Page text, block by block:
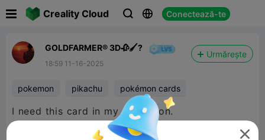
Creality Cloud   Conectează-te
GOLDFARMER® 3D🥀🖌️?
18:59 11-16-2025
Urmărește
pokemon pikachu pokémon cards
I need this card in my collection.
